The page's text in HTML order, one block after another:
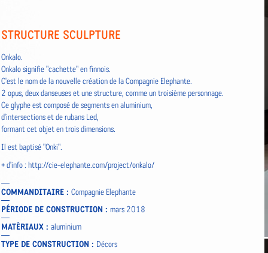
STRUCTURE SCULPTURE
Onkalo.
Onkalo signifie "cachette" en finnois.
C'est le nom de la nouvelle création de la Compagnie Elephante.
2 opus, deux danseuses et une structure, comme un troisième personnage.
Ce glyphe est composé de segments en aluminium,
d'intersections et de rubans Led,
formant cet objet en trois dimensions.
Il est baptisé "Onki".
+ d'info : http://cie-elephante.com/project/onkalo/
COMMANDITAIRE : Compagnie Elephante
PÉRIODE DE CONSTRUCTION : mars 2018
MATÉRIAUX : aluminium
TYPE DE CONSTRUCTION : Décors